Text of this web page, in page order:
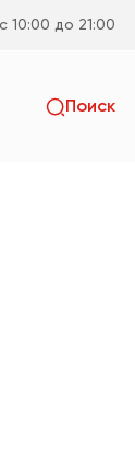
с 10:00 до 21:00
Поиск